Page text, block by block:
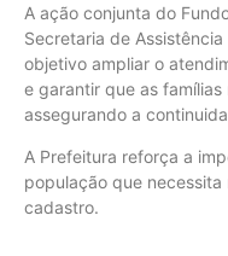
A ação conjunta do
Secretaria de
objetivo ampliar o
e garantir que as
assegurando a
A Prefeitura reforça a
população que
cadastro.